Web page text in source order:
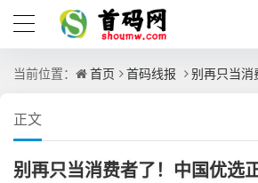
当前位置： 首页 首码线报 别再只当消费者了！中国优选
正文
别再只当消费者了！中国优选